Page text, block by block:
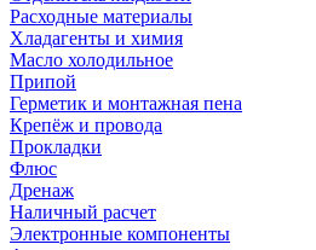
Расходные материалы
Хладагенты и химия
Масло холодильное
Припой
Герметик и монтажная пена
Крепёж и провода
Прокладки
Флюс
Дренаж
Наличный расчет
Электронные компоненты